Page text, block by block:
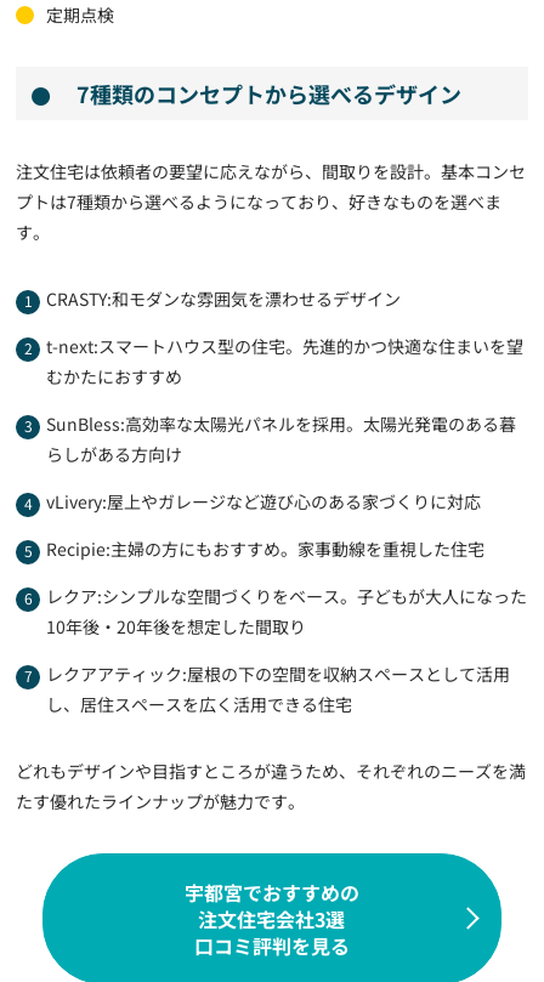
定期点検
7種類のコンセプトから選べるデザイン
注文住宅は依頼者の要望に応えながら、間取りを設計。基本コンセ
プトは7種類から選べるようになっており、好きなものを選べま
す。
CRASTY:和モダンな雰囲気を漂わせるデザイン
t-next:スマートハウス型の住宅。先進的かつ快適な住まいを望
むかたにおすすめ
SunBless:高効率な太陽光パネルを採用。太陽光発電のある暮
らしがある方向け
vLivery:屋上やガレージなど遊び心のある家づくりに対応
Recipie:主婦の方にもおすすめ。家事動線を重視した住宅
レクア:シンプルな空間づくりをベース。子どもが大人になった
10年後・20年後を想定した間取り
レクアアティック:屋根の下の空間を収納スペースとして活用
し、居住スペースを広く活用できる住宅
どれもデザインや目指すところが違うため、それぞれのニーズを満
たす優れたラインナップが魅力です。
宇都宮でおすすめの
注文住宅会社3選
口コミ評判を見る